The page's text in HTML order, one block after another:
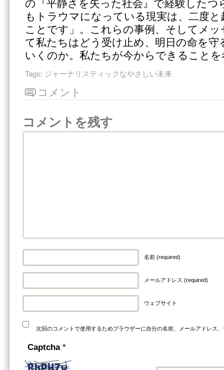
の『平静さを失った社会』で経験したつ
もトラウマになっている現実は、二度
ことです」。これらの事例、そしてメ
て私たちはどう受け止め、明日の命を
いくのか。私たちが今からできること
Tags: ジャーナリスティックなやさしい未来
コメント
コメントを残す
名前 (required)
メールアドレス (required)
ウェブサイト
次回のコメントで使用するためブラウザーに自分の名前、メールアドレス
Captcha *